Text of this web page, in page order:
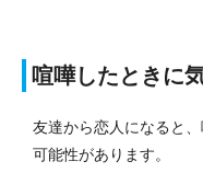
喧嘩したときに
友達から恋人になると
可能性があります。